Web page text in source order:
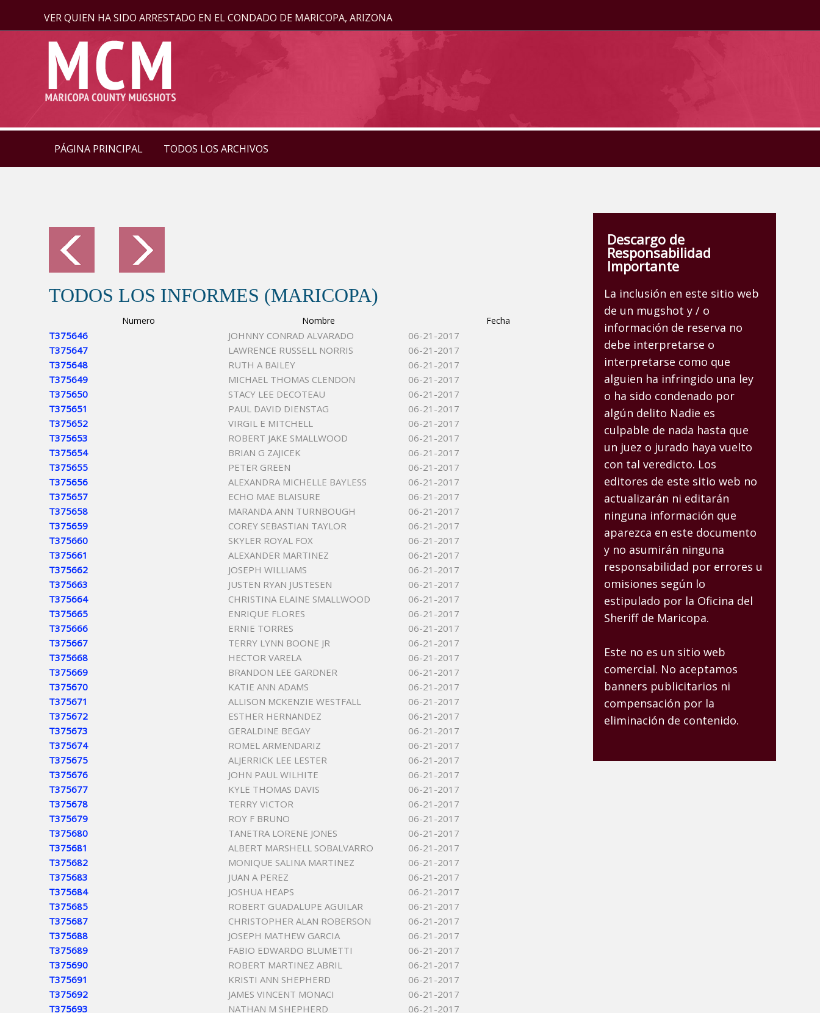
VER QUIEN HA SIDO ARRESTADO EN EL CONDADO DE MARICOPA, ARIZONA
PÁGINA PRINCIPAL TODOS LOS ARCHIVOS
TODOS LOS INFORMES (MARICOPA)
Numero Nombre Fecha
T375646 JOHNNY CONRAD ALVARADO
06-21-2017
T375647
LAWRENCE RUSSELL NORRIS
06-21-2017
T375648
RUTH A BAILEY
06-21-2017
T375649
MICHAEL THOMAS CLENDON
06-21-2017
T375650
STACY LEE DECOTEAU
06-21-2017
T375651
PAUL DAVID DIENSTAG
06-21-2017
T375652
VIRGIL E MITCHELL
06-21-2017
T375653
ROBERT JAKE SMALLWOOD
06-21-2017
T375654
BRIAN G ZAJICEK
06-21-2017
T375655
PETER GREEN
06-21-2017
T375656
ALEXANDRA MICHELLE BAYLESS
06-21-2017
T375657
ECHO MAE BLAISURE
06-21-2017
T375658
MARANDA ANN TURNBOUGH
06-21-2017
T375659
COREY SEBASTIAN TAYLOR
06-21-2017
T375660
SKYLER ROYAL FOX
06-21-2017
T375661
ALEXANDER MARTINEZ
06-21-2017
T375662
JOSEPH WILLIAMS
06-21-2017
T375663
JUSTEN RYAN JUSTESEN
06-21-2017
T375664
CHRISTINA ELAINE SMALLWOOD
06-21-2017
T375665
ENRIQUE FLORES
06-21-2017
T375666
ERNIE TORRES
06-21-2017
T375667
TERRY LYNN BOONE JR
06-21-2017
T375668
HECTOR VARELA
06-21-2017
T375669
BRANDON LEE GARDNER
06-21-2017
T375670
KATIE ANN ADAMS
06-21-2017
T375671
ALLISON MCKENZIE WESTFALL
06-21-2017
T375672
ESTHER HERNANDEZ
06-21-2017
T375673
GERALDINE BEGAY
06-21-2017
T375674
ROMEL ARMENDARIZ
06-21-2017
T375675
ALJERRICK LEE LESTER
06-21-2017
T375676
JOHN PAUL WILHITE
06-21-2017
T375677
KYLE THOMAS DAVIS
06-21-2017
T375678
TERRY VICTOR
06-21-2017
T375679
ROY F BRUNO
06-21-2017
T375680
TANETRA LORENE JONES
06-21-2017
T375681
ALBERT MARSHELL SOBALVARRO
06-21-2017
T375682
MONIQUE SALINA MARTINEZ
06-21-2017
T375683
JUAN A PEREZ
06-21-2017
T375684
JOSHUA HEAPS
06-21-2017
T375685
ROBERT GUADALUPE AGUILAR
06-21-2017
T375687
CHRISTOPHER ALAN ROBERSON
06-21-2017
T375688
JOSEPH MATHEW GARCIA
06-21-2017
T375689
FABIO EDWARDO BLUMETTI
06-21-2017
T375690
ROBERT MARTINEZ ABRIL
06-21-2017
T375691
KRISTI ANN SHEPHERD
06-21-2017
T375692
JAMES VINCENT MONACI
06-21-2017
T375693
NATHAN M SHEPHERD
06-21-2017
Descargo de
Responsabilidad
Importante
La inclusión en este sitio web
de un mugshot y / o
información de reserva no
debe interpretarse o
interpretarse como que
alguien ha infringido una ley
o ha sido condenado por
algún delito Nadie es
culpable de nada hasta que
un juez o jurado haya vuelto
con tal veredicto. Los
editores de este sitio web no
actualizarán ni editarán
ninguna información que
aparezca en este documento
y no asumirán ninguna
responsabilidad por errores u
omisiones según lo
estipulado por la Oficina del
Sheriff de Maricopa.
Este no es un sitio web
comercial. No aceptamos
banners publicitarios ni
compensación por la
eliminación de contenido.